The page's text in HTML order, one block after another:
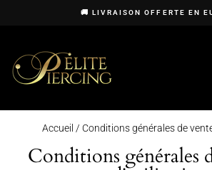
🚚 LIVRAISON OFFERTE EN
Accueil / Conditions générales de
Conditions générales